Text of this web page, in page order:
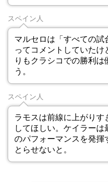
スペイン人
マルセロは「すべての試
ってコメントしていたけ
りもクラシコでの勝利は
う。
スペイン人
ラモスは前線に上がりす
してほしい。ケイラー
のパフォーマンスを発揮
とらせないと。